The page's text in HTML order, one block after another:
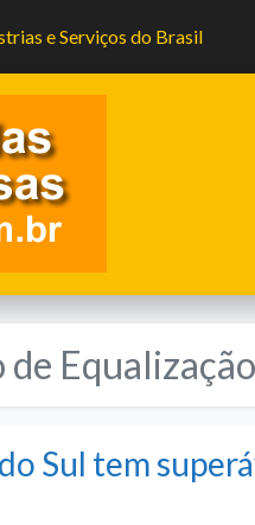
e Serviços do Brasil
de
Sul tem